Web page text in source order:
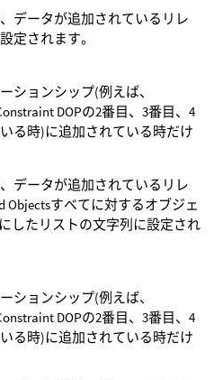
データが追加されているリレ
定されます。
ションシップ(例えば、
DOPの2番目、3番目、4
る時)に追加されている時だけ
データが追加されているリレ
Objectsすべてに対するオブジェ
したリストの文字列に設定され
ションシップ(例えば、
DOPの2番目、3番目、4
る時)に追加されている時だけ